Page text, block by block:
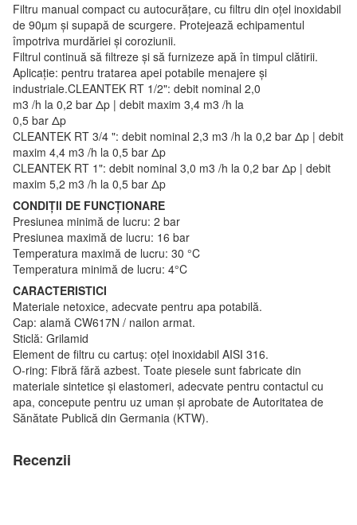
Filtru manual compact cu autocurățare, cu filtru din oțel inoxidabil
de 90µm și supapă de scurgere. Protejează echipamentul
împotriva murdăriei și coroziunii.
Filtrul continuă să filtreze și să furnizeze apă în timpul clătirii.
Aplicație: pentru tratarea apei potabile menajere și
industriale.CLEANTEK RT 1/2": debit nominal 2,0
m3 /h la 0,2 bar Δp | debit maxim 3,4 m3 /h la
0,5 bar Δp
CLEANTEK RT 3/4 ": debit nominal 2,3 m3 /h la 0,2 bar Δp | debit
maxim 4,4 m3 /h la 0,5 bar Δp
CLEANTEK RT 1": debit nominal 3,0 m3 /h la 0,2 bar Δp | debit
maxim 5,2 m3 /h la 0,5 bar Δp
CONDIȚII DE FUNCȚIONARE
Presiunea minimă de lucru: 2 bar
Presiunea maximă de lucru: 16 bar
Temperatura maximă de lucru: 30 °C
Temperatura minimă de lucru: 4°C
CARACTERISTICI
Materiale netoxice, adecvate pentru apa potabilă.
Cap: alamă CW617N / nailon armat.
Sticlă: Grilamid
Element de filtru cu cartuș: oțel inoxidabil AISI 316.
O-ring: Fibră fără azbest. Toate piesele sunt fabricate din
materiale sintetice și elastomeri, adecvate pentru contactul cu
apa, concepute pentru uz uman și aprobate de Autoritatea de
Sănătate Publică din Germania (KTW).
Recenzii